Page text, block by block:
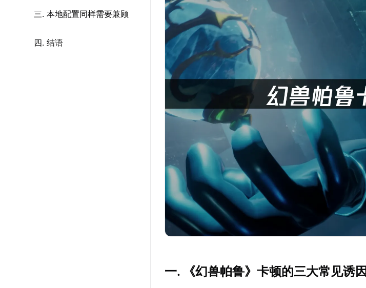
三. 本地配置同样需要兼顾
四. 结语
一. 《幻兽帕鲁》卡顿的三大常见诱因